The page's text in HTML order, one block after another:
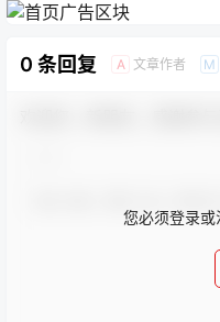
0 条回复 A 文章作者 M
您必须登录